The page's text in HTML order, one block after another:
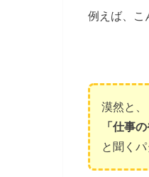
例えば、こ
漠然と、
「仕事
と聞くパ